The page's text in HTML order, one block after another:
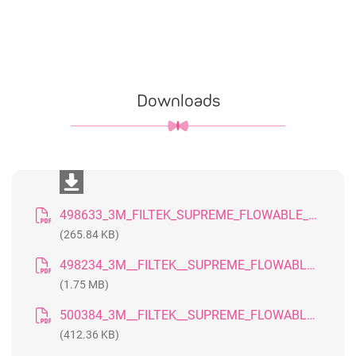
Downloads
498633_3M_FILTEK_SUPREME_FLOWABLE_RESTORATIVE_FAQ_DE
(265.84 KB)
498234_3M__FILTEK__SUPREME_FLOWABLE_FLIE_F_HIGES_KOMPOSIT_FOLDER__DE
(1.75 MB)
500384_3M__FILTEK__SUPREME_FLOWABLE_FLIE_F_HIGES_KOMPOSIT_SELLSHEET__DE
(412.36 KB)